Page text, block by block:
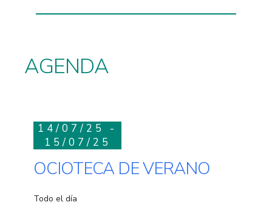
AGENDA
14/07/25 -
15/07/25
OCIOTECA DE VERANO
Todo el día